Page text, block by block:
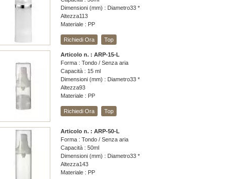
Dimensioni (mm) : Diametro33 *
Altezza113
Materiale : PP
Richiedi Ora Top
Articolo n. : ARP-15-L
Forma : Tondo / Senza aria
Capacità : 15 ml
Dimensioni (mm) : Diametro33 *
Altezza93
Materiale : PP
Richiedi Ora Top
Articolo n. : ARP-50-L
Forma : Tondo / Senza aria
Capacità : 50ml
Dimensioni (mm) : Diametro33 *
Altezza143
Materiale : PP